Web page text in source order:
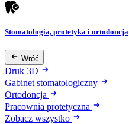
Stomatologia, protetyka i ortodoncja
Wróć
Druk 3D
Gabinet stomatologiczny
Ortodoncja
Pracownia protetyczna
Zobacz wszystko